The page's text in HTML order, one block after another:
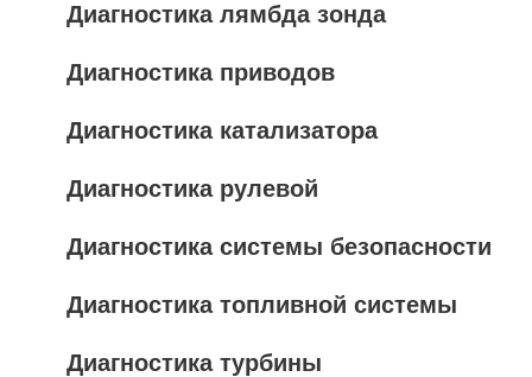
Диагностика лямбда зонда
Диагностика приводов
Диагностика катализатора
Диагностика рулевой
Диагностика системы безопасности
Диагностика топливной системы
Диагностика турбины